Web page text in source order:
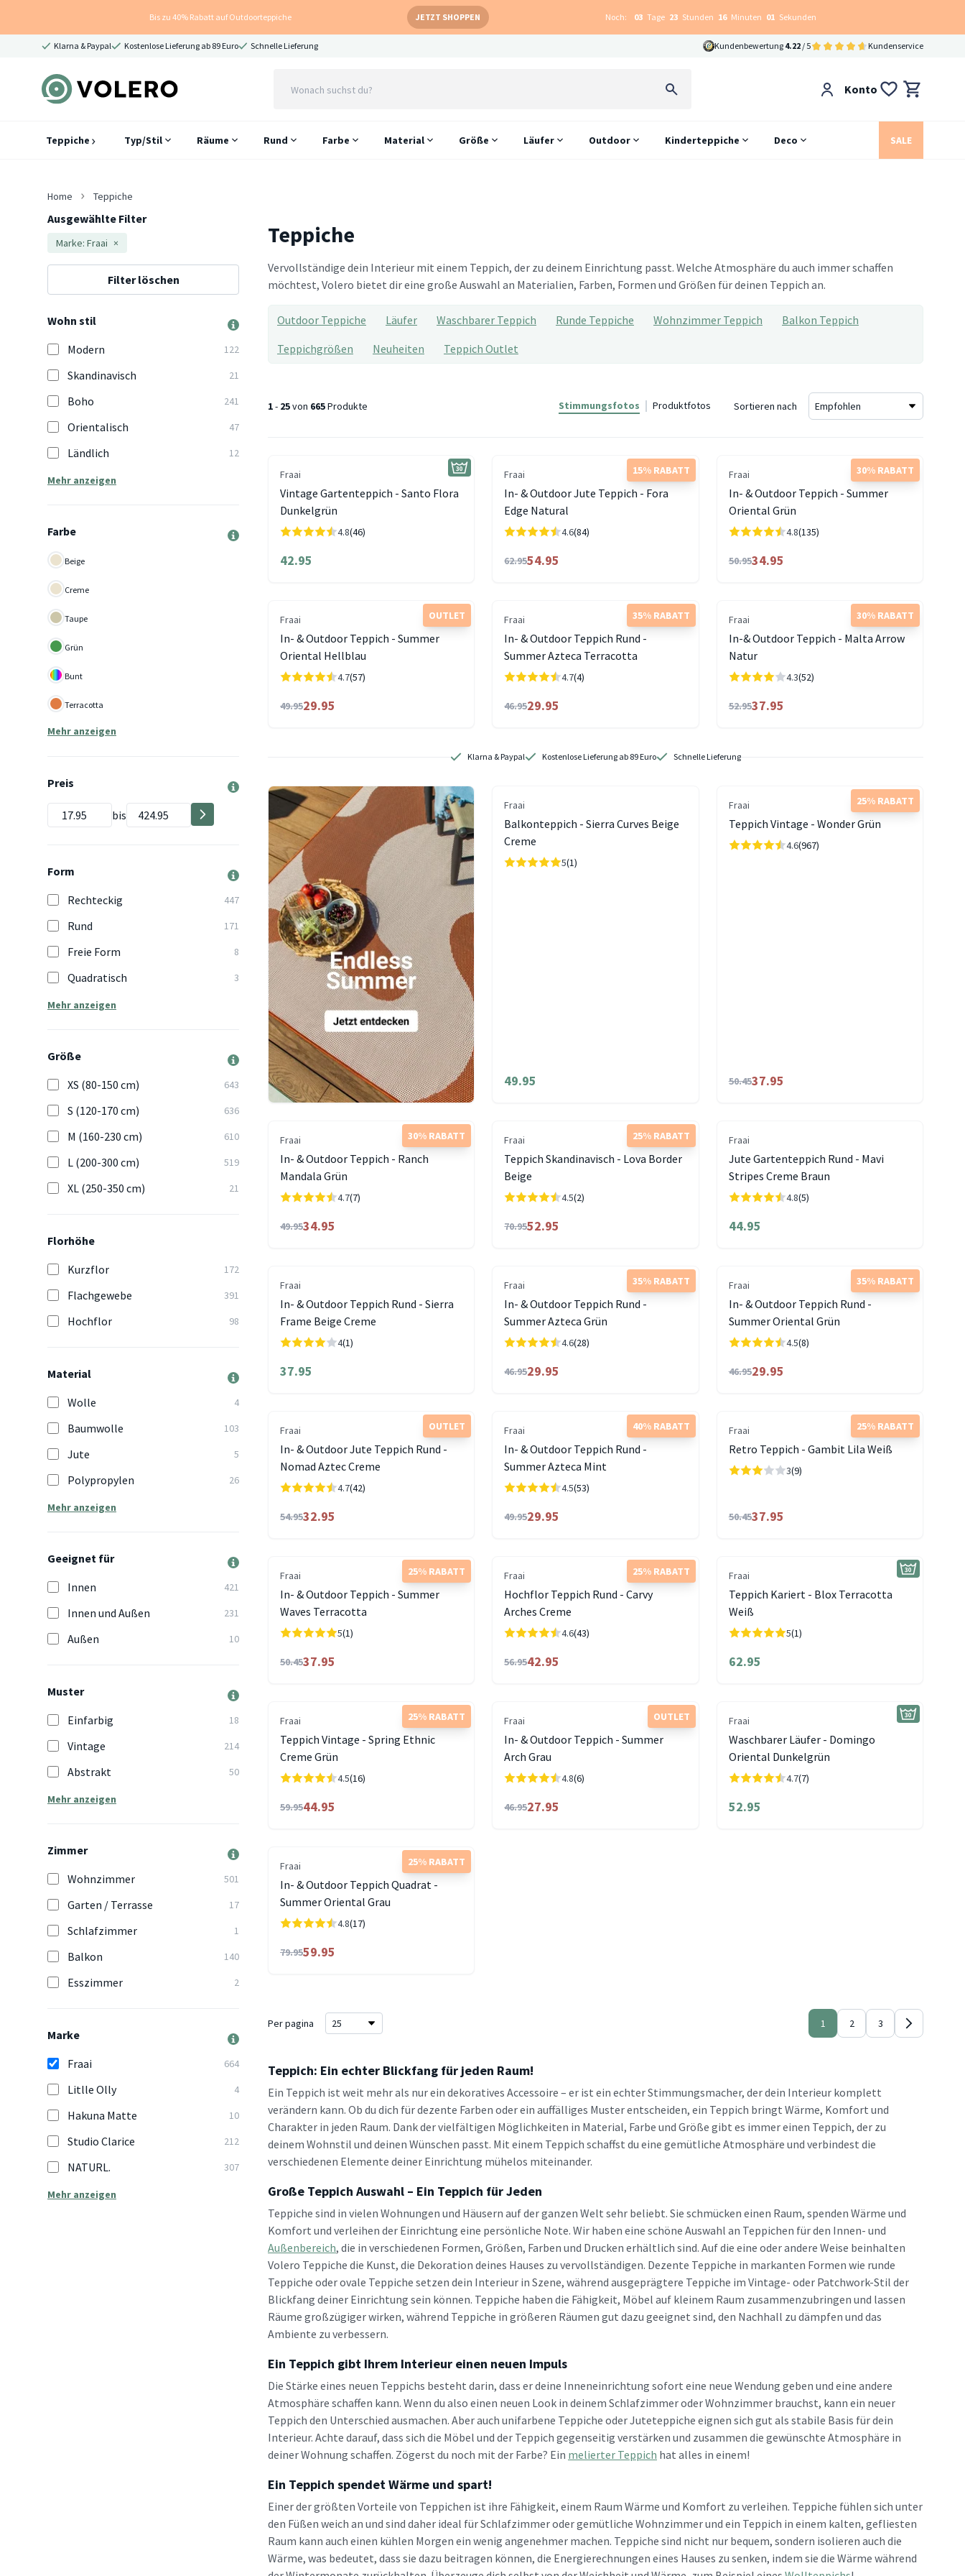
Bis zu 40% Rabatt auf Outdoorteppiche JETZT SHOPPEN Noch: 03 Tage 23 Stunden 16 Minuten 00 Sekunden
Klarna & Paypal Kostenlose Lieferung ab 89 Euro Schnelle Lieferung Kundenbewertung 4.22 / 5 Kundenservice
Konto
Teppiche Typ/Stil Räume Rund Farbe Material Größe Läufer Outdoor Kinderteppiche Deco SALE
Home Teppiche
Ausgewählte Filter
Marke: Fraai ×
Filter löschen
Wohn stil
Modern
122
Skandinavisch 21
Boho 241
Orientalisch 47
Ländlich 12
Mehr anzeigen
Farbe
Beige
Creme
Taupe
Grün
Bunt
Terracotta
Mehr anzeigen
Preis
bis
Form
Rechteckig
447
Rund 171
Freie Form 8
Quadratisch 3
Mehr anzeigen
Größe
XS (80-150 cm)
643
S (120-170 cm) 636
M (160-230 cm) 610
L (200-300 cm) 519
XL (250-350 cm) 21
Florhöhe
Kurzflor
172
Flachgewebe 391
Hochflor 98
Material
Wolle
4
Baumwolle 103
Jute 5
Polypropylen 26
Mehr anzeigen
Geeignet für
Innen
421
Innen und Außen 231
Außen 10
Muster
Einfarbig
18
Vintage 214
Abstrakt 50
Mehr anzeigen
Zimmer
Wohnzimmer
501
Garten / Terrasse 17
Schlafzimmer 1
Balkon 140
Esszimmer 2
Marke
Fraai
664
Litlle Olly 4
Hakuna Matte 10
Studio Clarice 212
NATURL. 307
Mehr anzeigen
Teppiche
Vervollständige dein Interieur mit einem Teppich, der zu deinem Einrichtung passt. Welche Atmosphäre du auch immer schaffen
möchtest, Volero bietet dir eine große Auswahl an Materialien, Farben, Formen und Größen für deinen Teppich an.
Outdoor Teppiche Läufer Waschbarer Teppich Runde Teppiche Wohnzimmer Teppich
Balkon Teppich
Teppichgrößen
Neuheiten Teppich Outlet
1- 25von 665Produkte Stimmungsfotos Produktfotos Sortieren nach
Fraai
Vintage Gartenteppich - Santo Flora
Dunkelgrün
4.8(46)
42.95
15% RABATT
Fraai
In- & Outdoor Jute Teppich - Fora
Edge Natural
4.6(84)
62.9554.95
30% RABATT
Fraai
In- & Outdoor Teppich - Summer
Oriental Grün
4.8(135)
50.9534.95
OUTLET
Fraai
In- & Outdoor Teppich - Summer
Oriental Hellblau
4.7(57)
49.9529.95
35% RABATT
Fraai
In- & Outdoor Teppich Rund -
Summer Azteca Terracotta
4.7(4)
46.9529.95
30% RABATT
Fraai
In-& Outdoor Teppich - Malta Arrow
Natur
4.3(52)
52.9537.95
Klarna & Paypal Kostenlose Lieferung ab 89 Euro Schnelle Lieferung
Fraai
Balkonteppich - Sierra Curves Beige
Creme
5(1)
49.95
25% RABATT
Fraai
Teppich Vintage - Wonder Grün
4.6(967)
50.4537.95
30% RABATT
Fraai
In- & Outdoor Teppich - Ranch
Mandala Grün
4.7(7)
49.9534.95
25% RABATT
Fraai
Teppich Skandinavisch - Lova Border
Beige
4.5(2)
70.9552.95
Fraai
Jute Gartenteppich Rund - Mavi
Stripes Creme Braun
4.8(5)
44.95
Fraai
In- & Outdoor Teppich Rund - Sierra
Frame Beige Creme
4(1)
37.95
35% RABATT
Fraai
In- & Outdoor Teppich Rund -
Summer Azteca Grün
4.6(28)
46.9529.95
35% RABATT
Fraai
In- & Outdoor Teppich Rund -
Summer Oriental Grün
4.5(8)
46.9529.95
OUTLET
Fraai
In- & Outdoor Jute Teppich Rund -
Nomad Aztec Creme
4.7(42)
54.9532.95
40% RABATT
Fraai
In- & Outdoor Teppich Rund -
Summer Azteca Mint
4.5(53)
49.9529.95
25% RABATT
Fraai
Retro Teppich - Gambit Lila Weiß
3(9)
50.4537.95
25% RABATT
Fraai
In- & Outdoor Teppich - Summer
Waves Terracotta
5(1)
50.4537.95
25% RABATT
Fraai
Hochflor Teppich Rund - Carvy
Arches Creme
4.6(43)
56.9542.95
Fraai
Teppich Kariert - Blox Terracotta
Weiß
5(1)
62.95
25% RABATT
Fraai
Teppich Vintage - Spring Ethnic
Creme Grün
4.5(16)
59.9544.95
OUTLET
Fraai
In- & Outdoor Teppich - Summer
Arch Grau
4.8(6)
46.9527.95
Fraai
Waschbarer Läufer - Domingo
Oriental Dunkelgrün
4.7(7)
52.95
25% RABATT
Fraai
In- & Outdoor Teppich Quadrat -
Summer Oriental Grau
4.8(17)
79.9559.95
Per pagina 1 2 3
Teppich: Ein echter Blickfang für jeden Raum!
Ein Teppich ist weit mehr als nur ein dekoratives Accessoire – er ist ein echter Stimmungsmacher, der dein Interieur komplett
verändern kann. Ob du dich für dezente Farben oder ein auffälliges Muster entscheiden, ein Teppich bringt Wärme, Komfort und
Charakter in jeden Raum. Dank der vielfältigen Möglichkeiten in Material, Farbe und Größe gibt es immer einen Teppich, der zu
deinem Wohnstil und deinen Wünschen passt. Mit einem Teppich schaffst du eine gemütliche Atmosphäre und verbindest die
verschiedenen Elemente deiner Einrichtung mühelos miteinander.
Große Teppich Auswahl – Ein Teppich für Jeden
Teppiche sind in vielen Wohnungen und Häusern auf der ganzen Welt sehr beliebt. Sie schmücken einen Raum, spenden Wärme und
Komfort und verleihen der Einrichtung eine persönliche Note. Wir haben eine schöne Auswahl an Teppichen für den Innen- und
Außenbereich, die in verschiedenen Formen, Größen, Farben und Drucken erhältlich sind. Auf die eine oder andere Weise beinhalten
Volero Teppiche die Kunst, die Dekoration deines Hauses zu vervollständigen. Dezente Teppiche in markanten Formen wie runde
Teppiche oder ovale Teppiche setzen dein Interieur in Szene, während ausgeprägtere Teppiche im Vintage- oder Patchwork-Stil der
Blickfang deiner Einrichtung sein können. Teppiche haben die Fähigkeit, Möbel auf kleinem Raum zusammenzubringen und lassen
Räume großzügiger wirken, während Teppiche in größeren Räumen gut dazu geeignet sind, den Nachhall zu dämpfen und das
Ambiente zu verbessern.
Ein Teppich gibt Ihrem Interieur einen neuen Impuls
Die Stärke eines neuen Teppichs besteht darin, dass er deine Inneneinrichtung sofort eine neue Wendung geben und eine andere
Atmosphäre schaffen kann. Wenn du also einen neuen Look in deinem Schlafzimmer oder Wohnzimmer brauchst, kann ein neuer
Teppich den Unterschied ausmachen. Aber auch unifarbene Teppiche oder Juteteppiche eignen sich gut als stabile Basis für dein
Interieur. Achte darauf, dass sich die Möbel und der Teppich gegenseitig verstärken und zusammen die gewünschte Atmosphäre in
deiner Wohnung schaffen. Zögerst du noch mit der Farbe? Ein melierter Teppich hat alles in einem!
Ein Teppich spendet Wärme und spart!
Einer der größten Vorteile von Teppichen ist ihre Fähigkeit, einem Raum Wärme und Komfort zu verleihen. Teppiche fühlen sich unter
den Füßen weich an und sind daher ideal für Schlafzimmer oder gemütliche Wohnzimmer und ein Teppich in einem kalten, gefliesten
Raum kann auch einen kühlen Morgen ein wenig angenehmer machen. Teppiche sind nicht nur bequem, sondern isolieren auch die
Wärme, was bedeutet, dass sie dazu beitragen können, die Energierechnungen eines Hauses zu senken, indem sie die Wärme während